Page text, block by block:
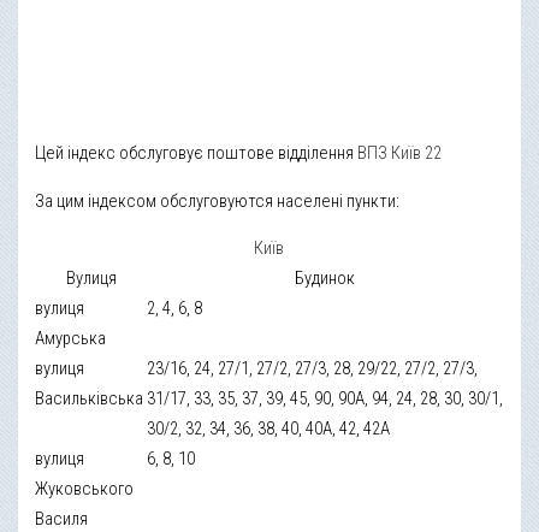
Цей індекс обслуговує поштове відділення ВПЗ Київ 22
За цим індексом обслуговуются населені пункти:
Київ
Вулиця
Будинок
вулиця
Амурська
2, 4, 6, 8
вулиця
Васильківська
23/16, 24, 27/1, 27/2, 27/3, 28, 29/22, 27/2, 27/3,
31/17, 33, 35, 37, 39, 45, 90, 90А, 94, 24, 28, 30, 30/1,
30/2, 32, 34, 36, 38, 40, 40А, 42, 42А
вулиця
Жуковського
Василя
6, 8, 10